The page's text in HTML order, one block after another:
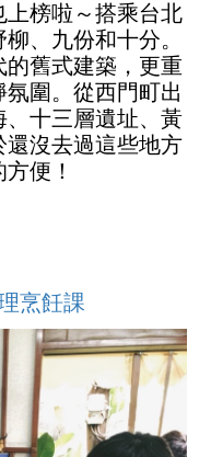
榜啦～搭乘台北
、九份和十分。
舊式建築，更重
圍。從西門町出
十三層遺址、黃
沒去過這些地方
便！
烹飪課